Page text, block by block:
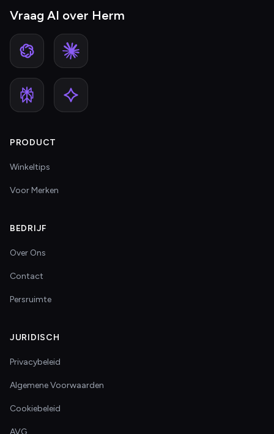
Vraag AI over Herm
PRODUCT
Winkeltips
Voor Merken
BEDRIJF
Over Ons
Contact
Persruimte
JURIDISCH
Privacybeleid
Algemene Voorwaarden
Cookiebeleid
AVG